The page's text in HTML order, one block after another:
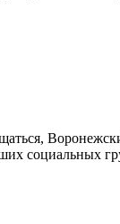
социальных